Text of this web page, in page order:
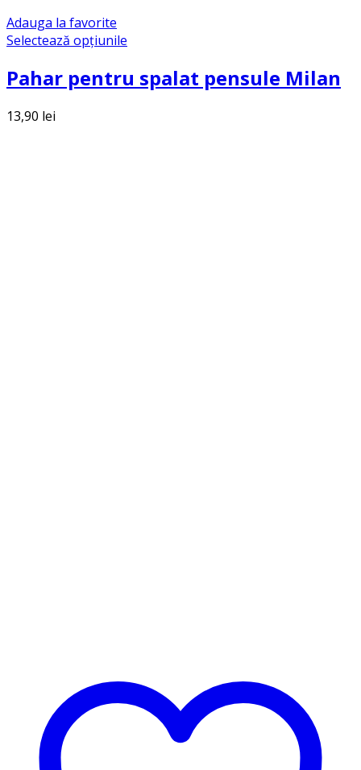
Adauga la favorite
Selectează opțiunile
Pahar pentru spalat pensule Milan
13,90 lei